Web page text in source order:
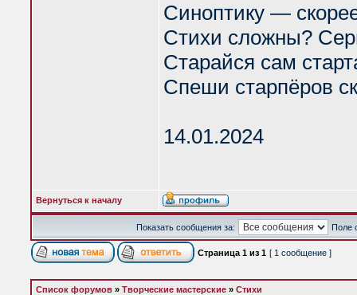
Синоптику —
Стихи сложны?
Старайся сам
Спеши старпёров
14.01.2024
Вернуться к началу
Показать сообщения за: Поле
Страница 1 из 1 [ 1 сообщение ]
Список форумов » Творческие мастерские » Стихи